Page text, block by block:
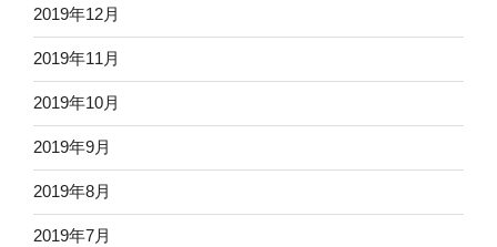
2019年12月
2019年11月
2019年10月
2019年9月
2019年8月
2019年7月